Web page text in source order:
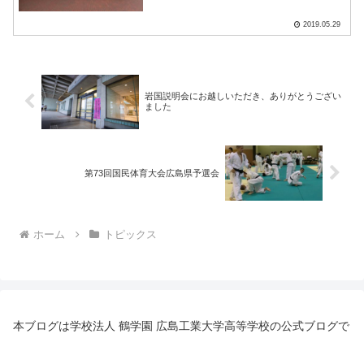
模型、回天の模型など、戦時中に使われ
2019.05.29
岩国説明会にお越しいただき、ありがとうござい
ました
第73回国民体育大会広島県予選会
ホーム トピックス
本ブログは学校法人 鶴学園 広島工業大学高等学校の公式ブログで